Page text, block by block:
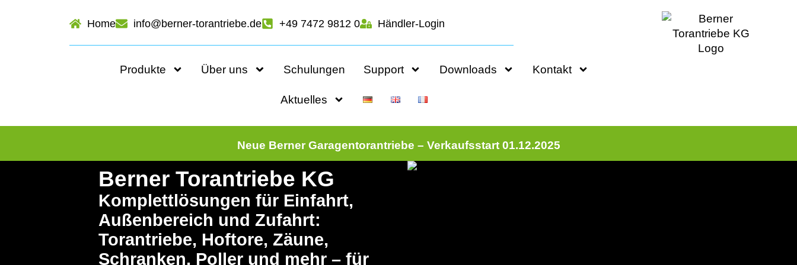
Home info@berner-torantriebe.de +49 7472 9812 0 Händler-Login
Produkte Über uns Schulungen Support Downloads Kontakt
Aktuelles
Neue Berner Garagentorantriebe – Verkaufsstart 01.12.2025
Berner Torantriebe KG
Komplettlösungen für Einfahrt,
Außenbereich und Zufahrt:
Torantriebe, Hoftore, Zäune,
Schranken, Poller und mehr – für